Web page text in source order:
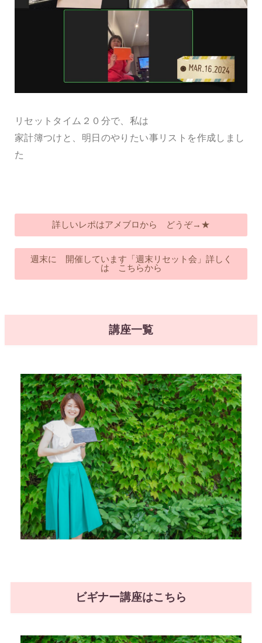
リセットタイム２０分で、私は
家計簿つけと、明日のやりたい事リストを作成しまし
た
詳しいレポはアメブロから どうぞ→★
週末に 開催しています「週末リセット会」詳しく
は こちらから
講座一覧
ビギナー講座はこちら